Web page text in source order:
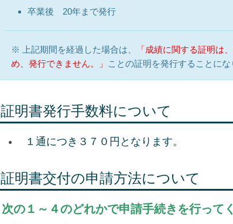
卒業後 20年まで発行
※ 上記期間を経過した場合は、
「成績に関する証明は
め、発行できません。」
ことの証明を発行することにな
証明書発行手数料について
１通につき３７０円となります。
証明書交付の申請方法について
次の１～４のどれかで申請手続きを行って